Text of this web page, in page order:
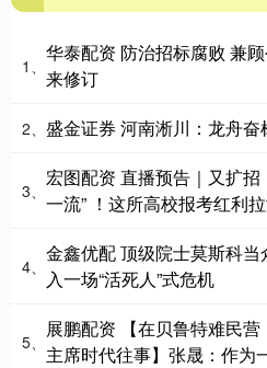
1、
华泰配资 防治招标腐败 兼
来修订
2、 盛金证券 河南淅川：龙舟奋
3、
宏图配资 直播预告｜又扩招
一流” ！这所高校报考红利
4、
金鑫优配 顶级院士莫斯科
入一场“活死人”式危机
5、
展鹏配资 【在贝鲁特难民
主席时代往事】张晟：作为